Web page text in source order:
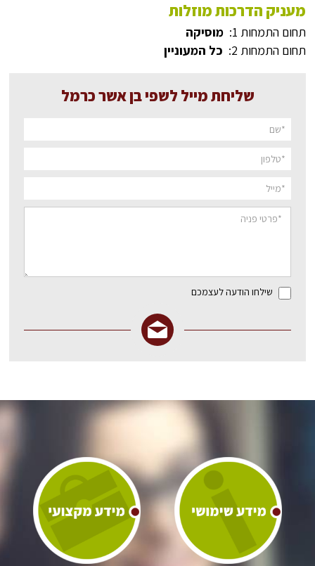
מעניק הדרכות מוזלות
תחום התמחות 1:
מוסיקה
תחום התמחות 2:
כל המעוניין
שליחת מייל לשפי בן אשר כרמל
שילחו הודעה לעצמכם